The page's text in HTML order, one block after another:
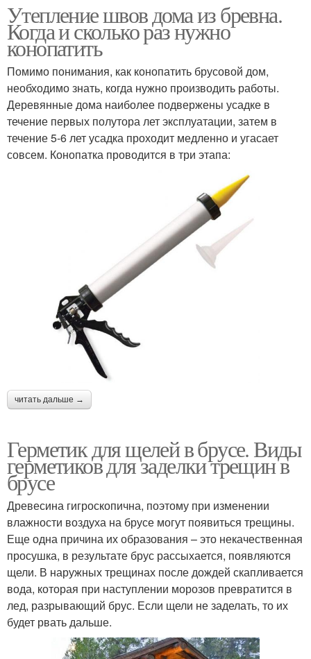
Утепление швов дома из бревна.
Когда и сколько раз нужно
конопатить
Помимо понимания, как конопатить брусовой дом,
необходимо знать, когда нужно производить работы.
Деревянные дома наиболее подвержены усадке в
течение первых полутора лет эксплуатации, затем в
течение 5-6 лет усадка проходит медленно и угасает
совсем. Конопатка проводится в три этапа:
читать дальше →
Герметик для щелей в брусе. Виды
герметиков для заделки трещин в
брусе
Древесина гигроскопична, поэтому при изменении
влажности воздуха на брусе могут появиться трещины.
Еще одна причина их образования – это некачественная
просушка, в результате брус рассыхается, появляются
щели. В наружных трещинах после дождей скапливается
вода, которая при наступлении морозов превратится в
лед, разрывающий брус. Если щели не заделать, то их
будет рвать дальше.